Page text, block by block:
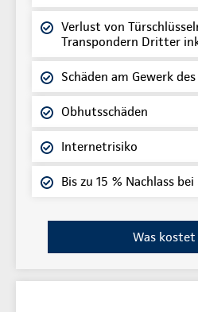
Verlust von
Transpondern Dritter
Schäden am Gewerk
Obhutsschäden
Internetrisiko
Bis zu 15 % Nachlass
Was kostet